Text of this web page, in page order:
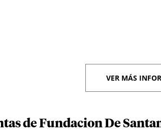
VER MÁS
de Fundacion De